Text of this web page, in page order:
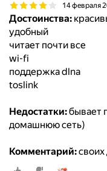
14 февраля
Достоинства:
удобный
читает почти все
wi-fi
поддержка dlna
toslink
Недостатки:бывает
домашнюю сеть)
Комментарий:своих